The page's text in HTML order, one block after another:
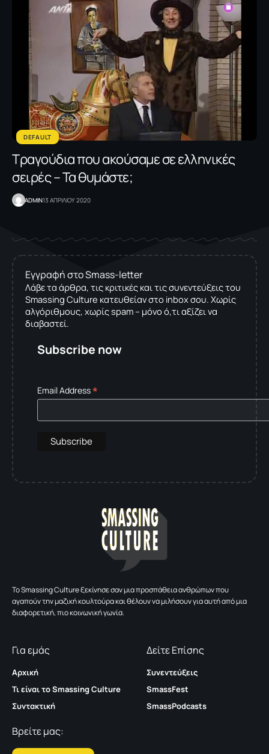
DEFAULT
Τραγούδια που ακούσαμε σε ελληνικές
σειρές – Τα θυμάστε;
ADMIN13 ΑΠΡΙΛΙΟΥ 2020
Εγγραφή στο Smass-letter
Λάβε τα άρθρα, τις κριτικές και τις συνεντεύξεις του
Smassing Culture κατευθείαν στο inbox σου. Χωρίς
αλγόριθμους, χωρίς spam – μόνο ό,τι αξίζει να
διαβαστεί.
Subscribe now
Email Address*
To Smassing Culture ξεκίνησε σαν μια προσπάθεια ανθρώπων που
αγαπούν την μαζική κουλτούρα και θέλουν να μιλήσουν για αυτή από μια
διαφορετική, πιο κοινωνική γωνία.
Για εμάς
Αρχική
Τι είναι το Smassing Culture
Συντακτική
Δείτε Επίσης
Συνεντεύξεις
SmassFest
SmassPodcasts
Βρείτε μας: